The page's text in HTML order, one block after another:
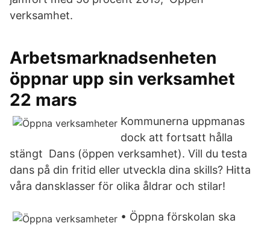
verksamhet.
Arbetsmarknadsenheten
öppnar upp sin verksamhet
22 mars
Kommunerna uppmanas
dock att fortsatt hålla
stängt Dans (öppen verksamhet). Vill du testa
dans på din fritid eller utveckla dina skills? Hitta
våra dansklasser för olika åldrar och stilar!
• Öppna förskolan ska